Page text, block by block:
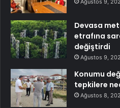
Ağustos 9,
Devasa
etrafına
değiştirdi
Ağustos 9,
Konumu
tepkilere
Ağustos 8,